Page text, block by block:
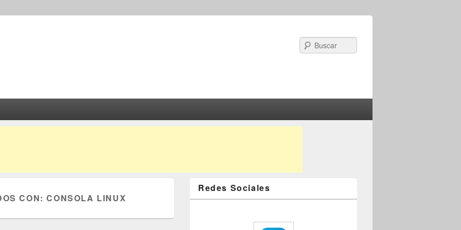
CON:CONSOLA LINUX
Redes Sociales